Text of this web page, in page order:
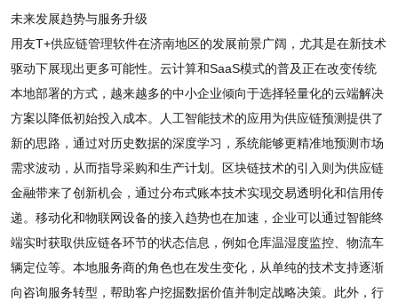
未来发展趋势与服务升级
用友T+供应链管理软件在济南地区的发展前景广阔，尤其是在新技术
驱动下展现出更多可能性。云计算和SaaS模式的普及正在改变传统
本地部署的方式，越来越多的中小企业倾向于选择轻量化的云端解决
方案以降低初始投入成本。人工智能技术的应用为供应链预测提供了
新的思路，通过对历史数据的深度学习，系统能够更精准地预测市场
需求波动，从而指导采购和生产计划。区块链技术的引入则为供应链
金融带来了创新机会，通过分布式账本技术实现交易透明化和信用传
递。移动化和物联网设备的接入趋势也在加速，企业可以通过智能终
端实时获取供应链各环节的状态信息，例如仓库温湿度监控、物流车
辆定位等。本地服务商的角色也在发生变化，从单纯的技术支持逐渐
向咨询服务转型，帮助客户挖掘数据价值并制定战略决策。此外，行